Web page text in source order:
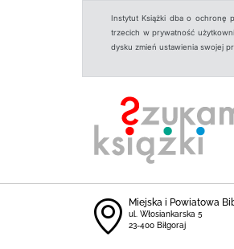
Instytut Książki dba o ochronę
trzecich w prywatność
dysku zmień ustawienia swojej
Miejska i Powiatowa
ul. Włosiankarska 5
23-400 Biłgoraj